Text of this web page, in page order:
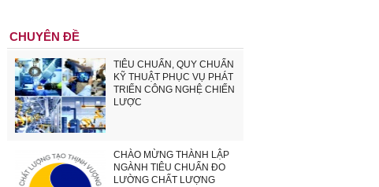
CHUYÊN ĐỀ
TIÊU CHUẨN, QUY CHUẨN
KỸ THUẬT PHỤC VỤ PHÁT
TRIỂN CÔNG NGHỆ CHIẾN
LƯỢC
CHÀO MỪNG THÀNH LẬP
NGÀNH TIÊU CHUẨN ĐO
LƯỜNG CHẤT LƯỢNG